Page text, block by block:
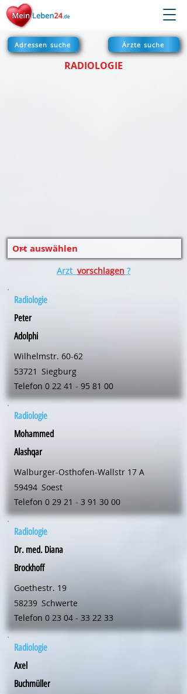
Adressen suche Ärzte suche
RADIOLOGIE
Arzt vorschlagen ?
Radiologie
Peter
Adolphi
Wilhelmstr. 60-62
53721 Siegburg
Telefon 0 22 41 - 95 81 00
Radiologie
Mohammed
Alashqar
Walburger-Osthofen-Wallstr 17 A
59494 Soest
Telefon 0 29 21 - 3 91 30 00
Radiologie
Dr. med. Diana
Brockhoff
Goethestr. 19
58239 Schwerte
Telefon 0 23 04 - 33 22 33
Radiologie
Axel
Buchmüller